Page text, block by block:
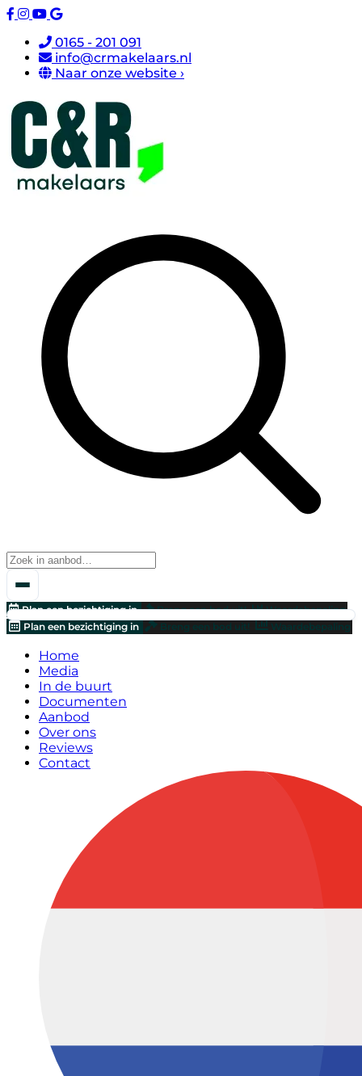
0165 - 201 091
info@crmakelaars.nl
Naar onze website ›
Plan een bezichtiging in Breng een bod uit!
Waardebepaling
Plan een bezichtiging in
Breng een bod uit! Waardebepaling
Home
Media
In de buurt
Documenten
Aanbod
Over ons
Reviews
Contact